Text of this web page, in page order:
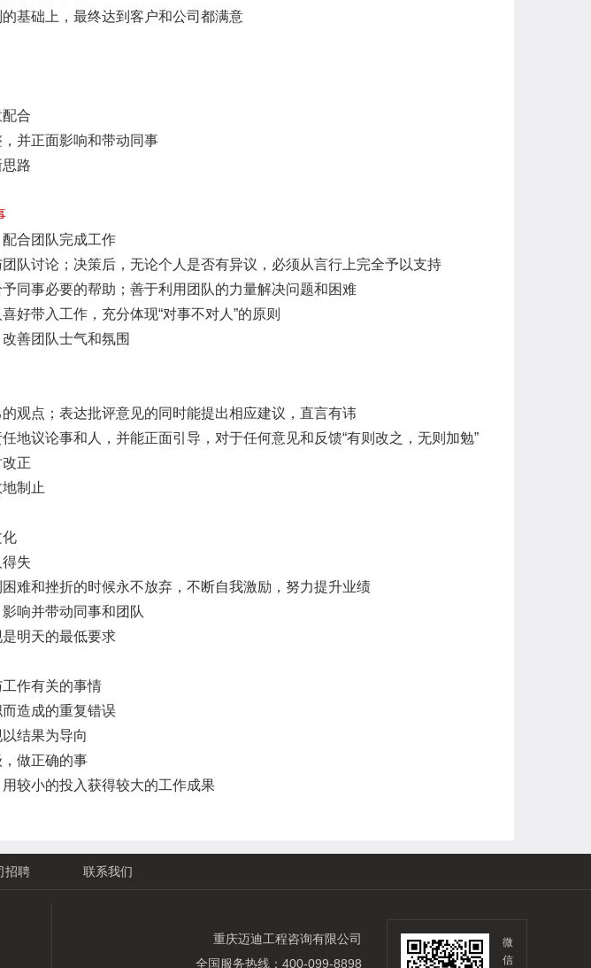
基础上，最终达到客户和公司都满意
合
并正面影响和带动同事
路
合团队完成工作
队讨论；决策后，无论个人是否有异议，必须从言行上完全予以支持
同事必要的帮助；善于利用团队的力量解决问题和困难
好带入工作，充分体现“对事不对人”的原则
善团队士气和氛围
观点；表达批评意见的同时能提出相应建议，直言有讳
地议论事和人，并能正面引导，对于任何意见和反馈“有则改之，无则加勉”
正
制止
化
失
难和挫折的时候永不放弃，不断自我激励，努力提升业绩
响并带动同事和团队
明天的最低要求
作有关的事情
造成的重复错误
结果为导向
做正确的事
较小的投入获得较大的工作成果
招聘 联系我们
重庆迈迪工程咨询有限公司
全国服务热线：400-099-8898
微
信